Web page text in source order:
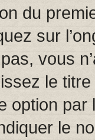
du
sur
vous
le
option
le